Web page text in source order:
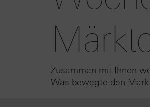
Zusammen mit Ihnen
Was bewegte den